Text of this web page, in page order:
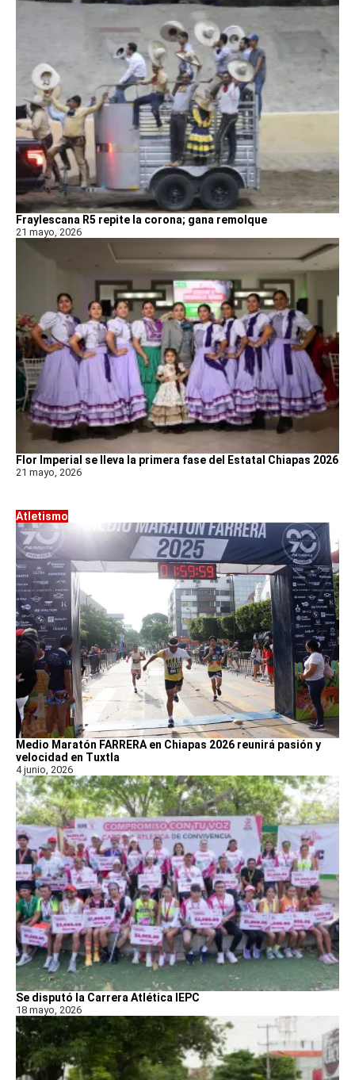
Fraylescana R5 repite la corona; gana remolque
21 mayo, 2026
Flor Imperial se lleva la primera fase del Estatal Chiapas 2026
21 mayo, 2026
Atletismo
Medio Maratón FARRERA en Chiapas 2026 reunirá pasión y
velocidad en Tuxtla
4 junio, 2026
Se disputó la Carrera Atlética IEPC
18 mayo, 2026